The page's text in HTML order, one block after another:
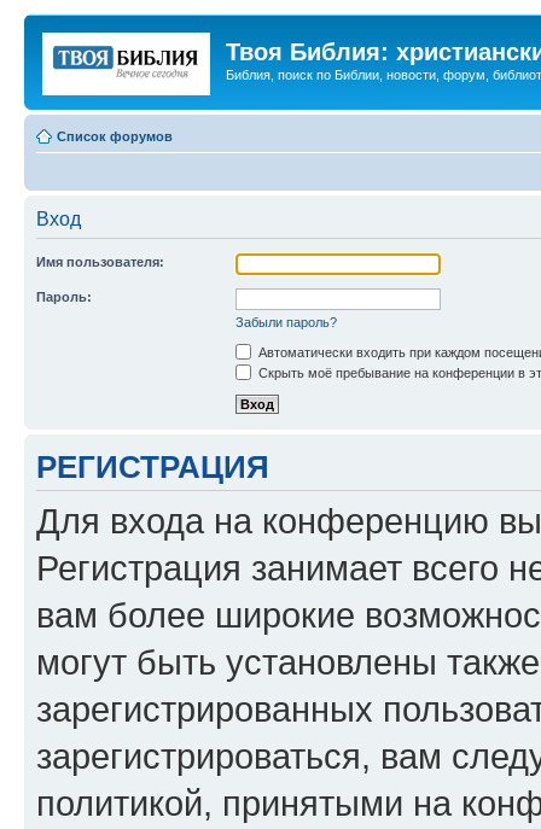
Твоя Библия:
Библия, поиск по Библии, новости, форум,
Список форумов
Вход
Имя пользователя:
Пароль:
Забыли пароль?
Автоматически входить при каждом
Скрыть моё пребывание на конференции в
РЕГИСТРАЦИЯ
Для входа на конференцию
Регистрация занимает всего
вам более широкие
могут быть установлены
зарегистрированных
зарегистрироваться, вам
политикой, принятыми на